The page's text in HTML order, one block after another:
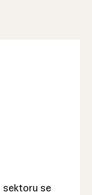
sektoru se